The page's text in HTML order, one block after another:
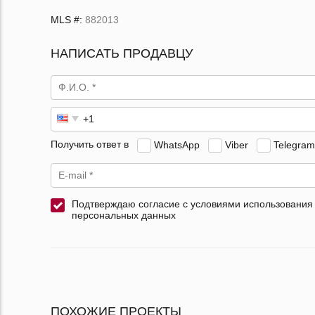
MLS #: 882013
НАПИСАТЬ ПРОДАВЦУ
Получить ответ в WhatsApp Viber Telegram
Подтверждаю согласие с условиями использования
персональных данных
ПОХОЖИЕ ПРОЕКТЫ